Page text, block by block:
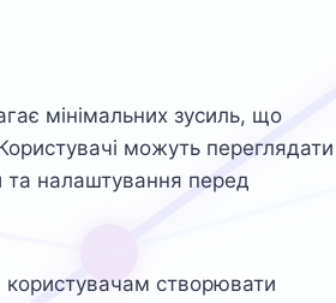
мінімальних зусиль, що
можуть переглядати
та налаштування перед
користувачам створювати